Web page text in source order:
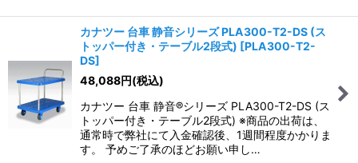
カナツー 台車 静音シリーズ PLA300-T2-DS (ス
トッパー付き・テーブル2段式) [PLA300-T2-
DS]
48,088円(税込)
カナツー 台車 静音®シリーズ PLA300-T2-DS (ス
トッパー付き・テーブル2段式) ※商品の出荷は、
通常時で弊社にて入金確認後、1週間程度かかりま
す。 予めご了承のほどお願い申し…